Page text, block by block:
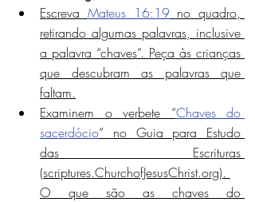
Escreva Mateus 16:19 no quadro,
retirando algumas palavras, inclusive
a palavra “chaves”. Peça às crianças
que descubram as palavras que
faltam.
Examinem o verbete “Chaves do
sacerdócio” no Guia para Estudo
das Escrituras
(scriptures.ChurchofJesusChrist.org).
O que são as chaves do